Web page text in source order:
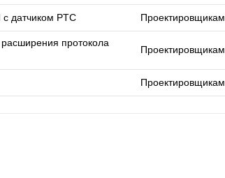
датчиком PTC Проектировщикам
протокола
Проектировщикам
Проектировщикам